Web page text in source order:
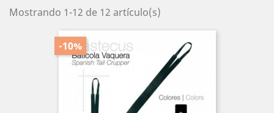
Mostrando 1-12 de 12 artículo(s)
-10%